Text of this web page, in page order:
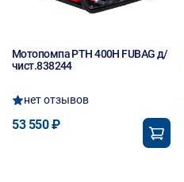
Мотопомпа PTH 400H FUBAG д/
чист.838244
нет отзывов
53 550 ₽